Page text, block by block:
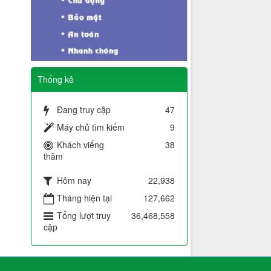
Thống kê
Đang truy cập
47
Máy chủ tìm kiếm
9
Khách viếng
thăm
38
Hôm nay
22,938
Tháng hiện tại
127,662
Tổng lượt truy
cập
36,468,558